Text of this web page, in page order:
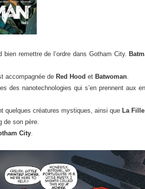
bien remettre de l’ordre dans Gotham City.
accompagnée de Red Hood et Batwoman.
des nanotechnologies qui s’en prennent aux
quelques créatures mystiques, ainsi que La
de son père.
City.